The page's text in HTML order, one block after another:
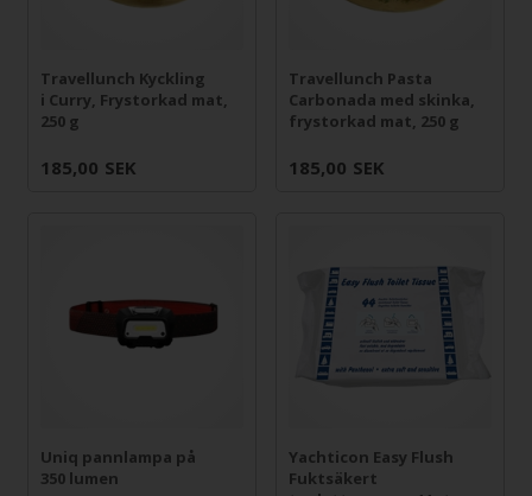
Travellunch Kyckling
i Curry, Frystorkad mat,
250 g
185,00 SEK
Travellunch Pasta
Carbonada med skinka,
frystorkad mat, 250 g
185,00 SEK
Uniq pannlampa på
350 lumen
Yachticon Easy Flush
Fuktsäkert